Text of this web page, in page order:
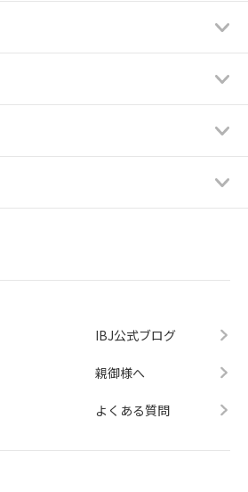
IBJ公式ブログ
親御様へ
よくある質問